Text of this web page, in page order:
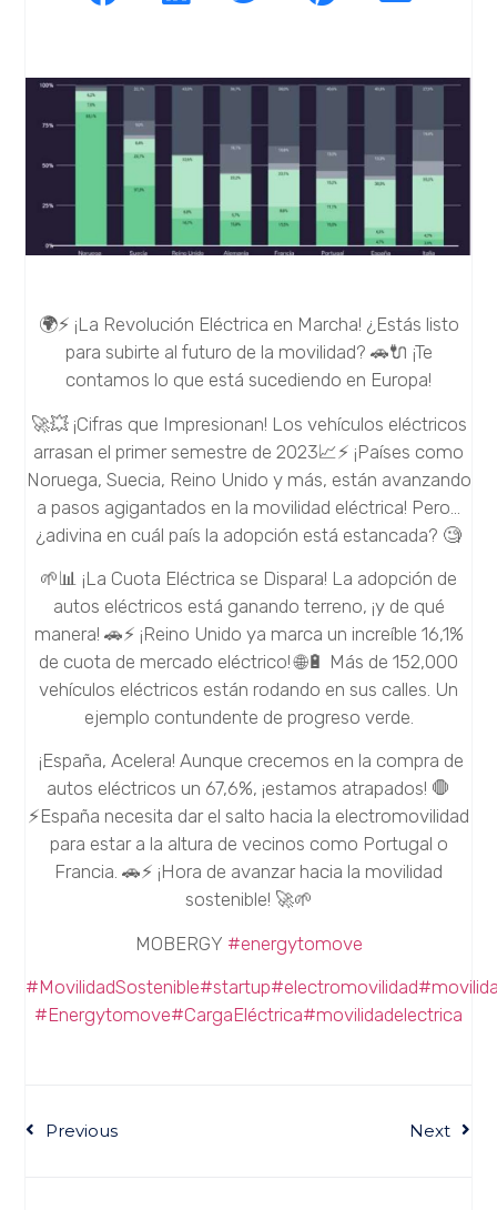
🌍⚡ ¡La Revolución Eléctrica en Marcha! ¿Estás listo
para subirte al futuro de la movilidad? 🚗🔌 ¡Te
contamos lo que está sucediendo en Europa!
🚀💥 ¡Cifras que Impresionan! Los vehículos eléctricos
arrasan el primer semestre de 2023📈⚡ ¡Países como
Noruega, Suecia, Reino Unido y más, están avanzando
a pasos agigantados en la movilidad eléctrica! Pero…
¿adivina en cuál país la adopción está estancada? 🧐
🌱📊 ¡La Cuota Eléctrica se Dispara! La adopción de
autos eléctricos está ganando terreno, ¡y de qué
manera! 🚗⚡ ¡Reino Unido ya marca un increíble 16,1%
de cuota de mercado eléctrico! 🌐🔋 Más de 152,000
vehículos eléctricos están rodando en sus calles. Un
ejemplo contundente de progreso verde.
¡España, Acelera! Aunque crecemos en la compra de
autos eléctricos un 67,6%, ¡estamos atrapados! 🛑
⚡España necesita dar el salto hacia la electromovilidad
para estar a la altura de vecinos como Portugal o
Francia. 🚗⚡ ¡Hora de avanzar hacia la movilidad
sostenible! 🚀🌱
MOBERGY #energytomove
#MovilidadSostenible#startup#electromovilidad
#Energytomove#CargaEléctrica#movilidadelectrica
Previous Next